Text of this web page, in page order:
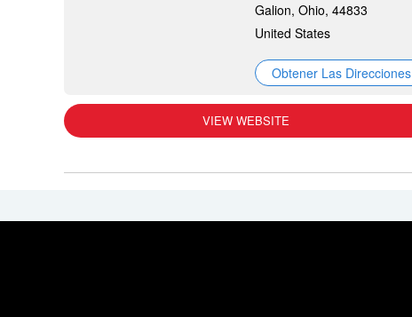
Galion, Ohio, 44833
United States
Obtener Las Direcciones
VIEW WEBSITE